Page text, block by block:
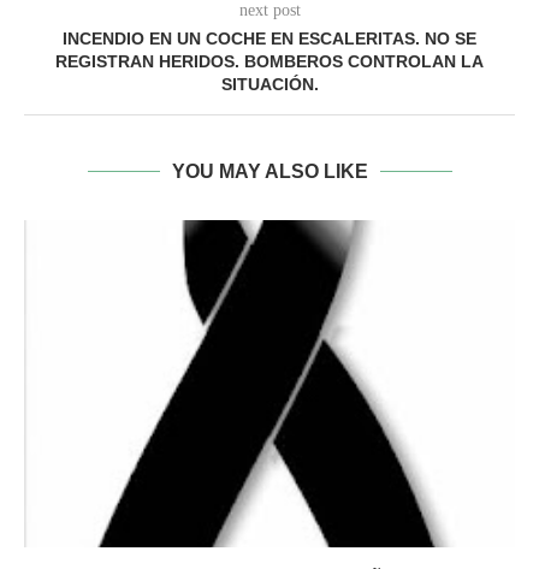
next post
INCENDIO EN UN COCHE EN ESCALERITAS. NO SE
REGISTRAN HERIDOS. BOMBEROS CONTROLAN LA
SITUACIÓN.
YOU MAY ALSO LIKE